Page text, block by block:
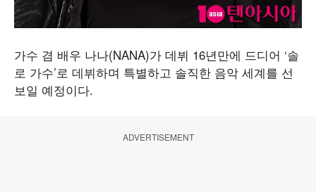
가수 겸 배우 나나(NANA)가 데뷔 16년만에 드디어 ‘솔
로 가수’로 데뷔하며 특별하고 솔직한 음악 세계를 선
보일 예정이다.
ADVERTISEMENT